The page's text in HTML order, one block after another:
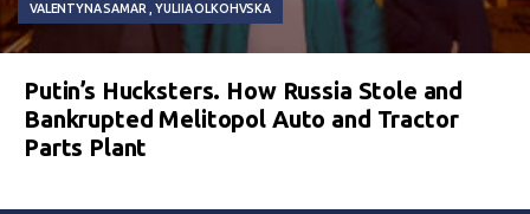
VALENTYNA SAMAR YULIIA OLKOHVSKA
Putin’s Hucksters. How Russia Stole and
Bankrupted Melitopol Auto and Tractor
Parts Plant